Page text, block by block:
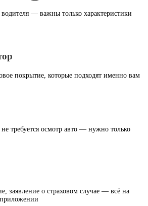
— важны только характеристики
покрытие, которые подходят именно вам
требуется осмотр авто — нужно только
заявление о страховом случае — всё на